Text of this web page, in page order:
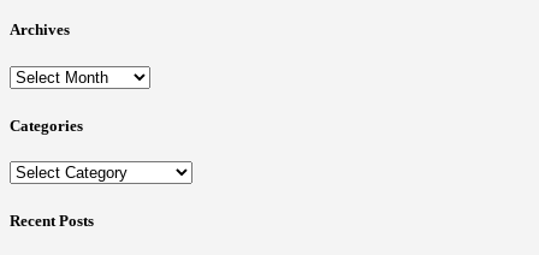
Archives
Archives
Categories
Categories
Recent Posts